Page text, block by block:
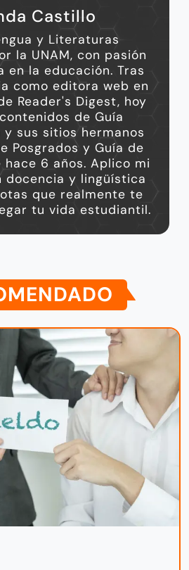
Castillo
y Literaturas
la UNAM, con pasión
en la educación. Tras
como editora web en
Reader's Digest, hoy
de Guía
sus sitios hermanos
Posgrados y Guía de
hace 6 años. Aplico mi
docencia y lingüística
que realmente te
tu vida estudiantil.